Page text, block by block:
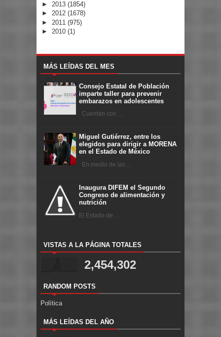
► 2013 (1854)
► 2012 (1678)
► 2011 (975)
► 2010 (1)
MÁS LEÍDAS DEL MES
Consejo Estatal de Población
imparte taller para prevenir
embarazos en adolescentes
Cuentan con ...
Miguel Gutiérrez, entre los
elegidos para dirigir a MORENA
en el Estado de México
En medio de las ...
Inaugura DIFEM el Segundo
Congreso de alimentación y
nutrición
El Estado de ...
VISTAS A LA PÁGINA TOTALES
2,454,302
RANDOM POSTS
Política
MÁS LEÍDAS DEL AÑO